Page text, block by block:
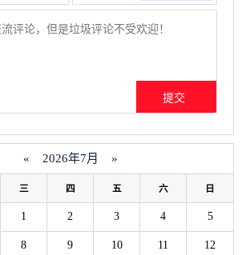
« 2026年7月 »
三 四 五 六 日
1 2 3 4 5
8 9 10 11 12